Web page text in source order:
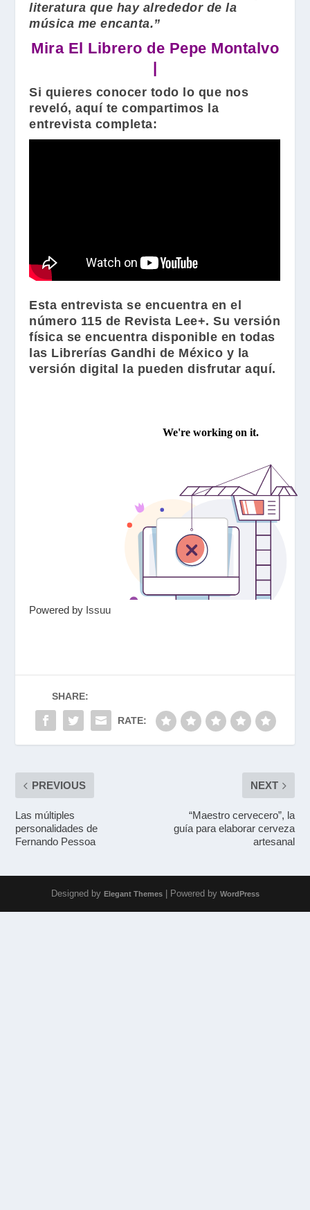
literatura que hay alrededor de la
música me encanta.”
Mira El Librero de Pepe Montalvo
|
Si quieres conocer todo lo que nos
reveló, aquí te compartimos la
entrevista completa:
Esta entrevista se encuentra en el
número 115 de Revista Lee+. Su versión
física se encuentra disponible en todas
las Librerías Gandhi de México y la
versión digital la pueden disfrutar aquí.
Powered by Issuu
SHARE:
RATE:
PREVIOUS
Las múltiples
personalidades de
Fernando Pessoa
NEXT
“Maestro cervecero”, la
guía para elaborar cerveza
artesanal
Designed by Elegant Themes| Powered by WordPress